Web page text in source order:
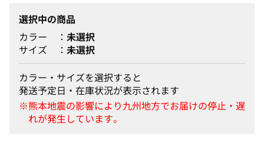
選択中の商品
カラー
未選択
サイズ
未選択
カラー・サイズを選択すると
発送予定日・在庫状況が表示されます